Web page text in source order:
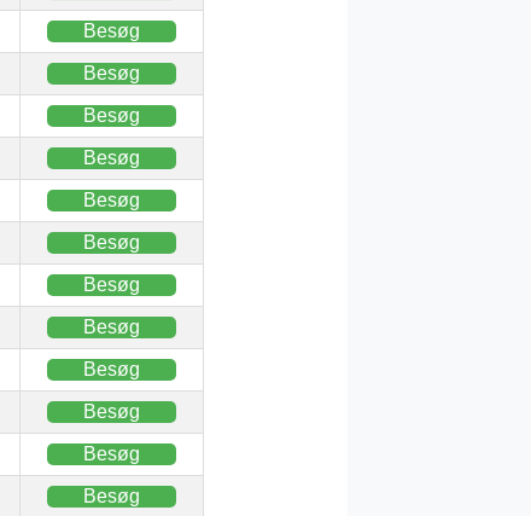
Besøg
Besøg
Besøg
Besøg
Besøg
Besøg
Besøg
Besøg
Besøg
Besøg
Besøg
Besøg